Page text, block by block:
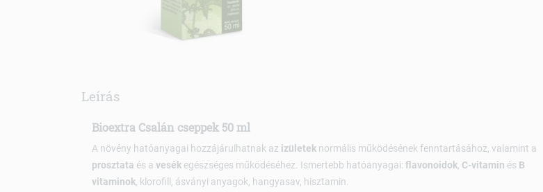
Leírás
Bioextra Csalán cseppek 50 ml
A növény hatóanyagai hozzájárulhatnak az izületek normális működésének fenntartásához, valamint a
prosztata és a vesék egészséges működéséhez. Ismertebb hatóanyagai: flavonoidok, C-vitamin és B
vitaminok, klorofill, ásványi anyagok, hangyasav, hisztamin.